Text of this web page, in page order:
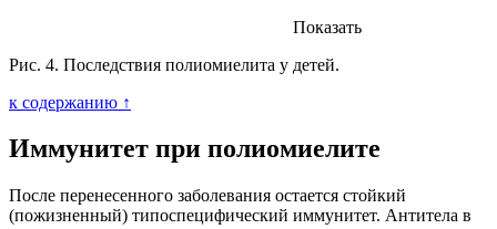
Показать
Рис. 4. Последствия полиомиелита у детей.
к содержанию ↑
Иммунитет при полиомиелите
После перенесенного заболевания остается стойкий
(пожизненный) типоспецифический иммунитет. Антитела в